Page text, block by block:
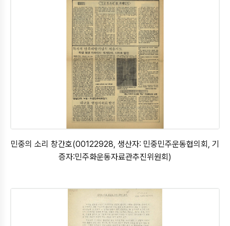
민중의 소리 창간호(00122928, 생산자: 민중민주운동협의회, 기
증자:민주화운동자료관추진위원회)